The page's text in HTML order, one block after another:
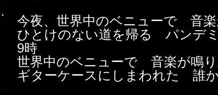
今夜、世界中のベニューで 音
ひとけのない道を帰る パンデ
9時
世界中のベニューで 音楽が鳴
ギターケースにしまわれた 誰